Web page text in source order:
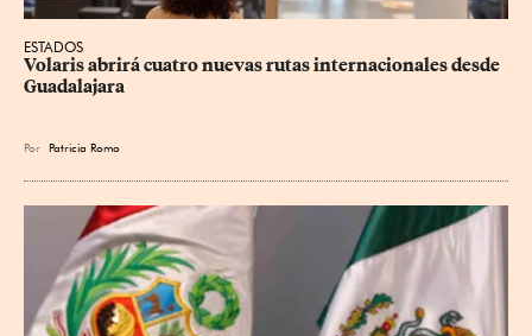
ESTADOS
Volaris abrirá cuatro nuevas rutas internacionales desde
Guadalajara
Por Patricia Romo